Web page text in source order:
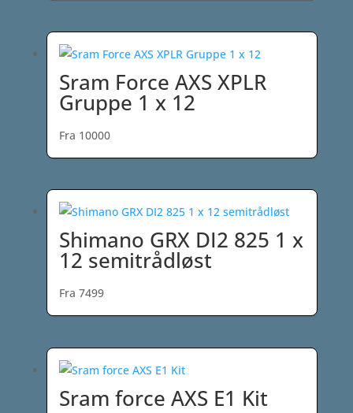
Sram Force AXS XPLR
Gruppe 1 x 12
Fra 10000
Shimano GRX DI2 825 1 x
12 semitrådløst
Fra 7499
Sram force AXS E1 Kit